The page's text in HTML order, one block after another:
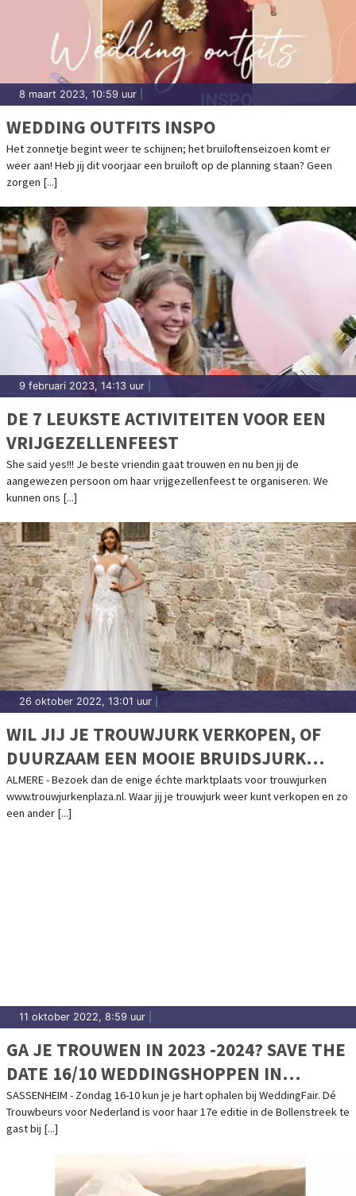
8 maart 2023, 10:59 uur
WEDDING OUTFITS INSPO
Het zonnetje begint weer te schijnen; het bruiloftenseizoen komt er
weer aan! Heb jij dit voorjaar een bruiloft op de planning staan? Geen
zorgen [...]
9 februari 2023, 14:13 uur
DE 7 LEUKSTE ACTIVITEITEN VOOR EEN
VRIJGEZELLENFEEST
She said yes!!! Je beste vriendin gaat trouwen en nu ben jij de
aangewezen persoon om haar vrijgezellenfeest te organiseren. We
kunnen ons [...]
26 oktober 2022, 13:01 uur
WIL JIJ JE TROUWJURK VERKOPEN, OF
DUURZAAM EEN MOOIE BRUIDSJURK
KOPEN?
ALMERE - Bezoek dan de enige échte marktplaats voor trouwjurken
www.trouwjurkenplaza.nl. Waar jij je trouwjurk weer kunt verkopen en zo
een ander [...]
11 oktober 2022, 8:59 uur
GA JE TROUWEN IN 2023 -2024? SAVE THE
DATE 16/10 WEDDINGSHOPPEN IN
SASSENHEIM!
SASSENHEIM - Zondag 16-10 kun je je hart ophalen bij WeddingFair. Dé
Trouwbeurs voor Nederland is voor haar 17e editie in de Bollenstreek te
gast bij [...]